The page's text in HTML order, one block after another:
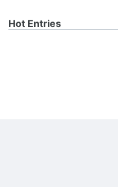
Hot Entries